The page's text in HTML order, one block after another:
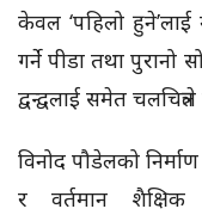
केवल ‘पहिलो हुने’लाई
गर्ने पीडा तथा पुरानो
द्वन्द्वलाई समेत
विनोद पौडेलको निर्माण
र वर्तमान शैक्षिक